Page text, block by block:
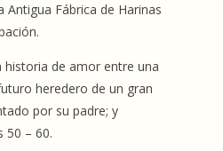
Antigua Fábrica de Harinas
historia de amor entre una
heredero de un gran
por su padre; y
50 – 60.